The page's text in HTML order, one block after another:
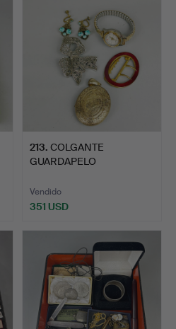
213. COLGANTE
GUARDAPELO
Vendido
351 USD